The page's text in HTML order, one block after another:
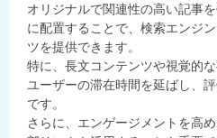
オリジナルで関連性の高い記事
に配置することで、検索エンジ
ツを提供できます。
特に、長文コンテンツや視覚的
ユーザーの滞在時間を延ばし、
です。
さらに、エンゲージメントを高